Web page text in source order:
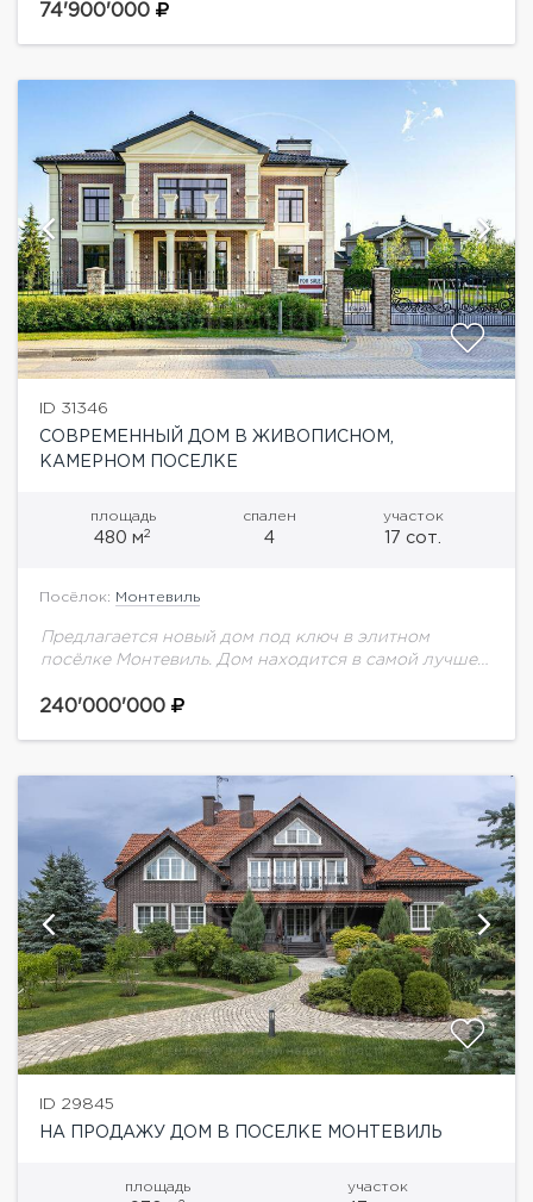
коммуникации центральные, газ заведён в дом.
74'900'000
ID 31346
СОВРЕМЕННЫЙ ДОМ В ЖИВОПИСНОМ,
КАМЕРНОМ ПОСЕЛКЕ
площадь
480 м2
спален
4
участок
17 сот.
Посёлок: Монтевиль
Предлагается новый дом под ключ в элитном
посёлке Монтевиль. Дом находится в самой лучшей
клинкерной плиткой, по периметру сделана
240'000'000
ID 29845
НА ПРОДАЖУ ДОМ В ПОСЕЛКЕ МОНТЕВИЛЬ
площадь участок